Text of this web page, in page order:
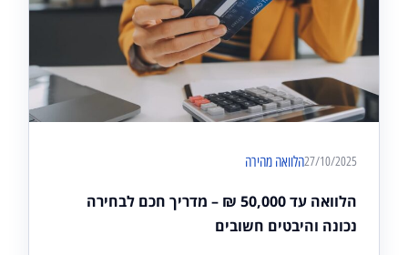
27/10/2025הלוואה מהירה
הלוואה עד 50,000 ₪ – מדריך חכם לבחירה
נכונה והיבטים חשובים